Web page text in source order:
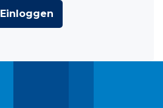
Einloggen